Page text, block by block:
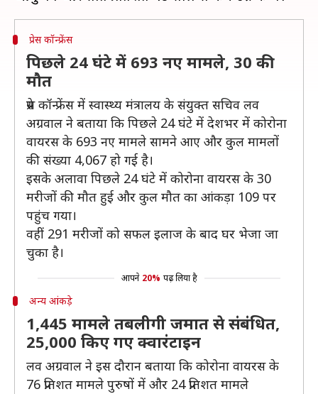
प्रेस कॉन्फ्रेंस
पिछले 24 घंटे में 693 नए मामले, 30 की
मौत
प्रेस कॉन्फ्रेंस में स्वास्थ्य मंत्रालय के संयुक्त सचिव लव
अग्रवाल ने बताया कि पिछले 24 घंटे में देशभर में कोरोना
वायरस के 693 नए मामले सामने आए और कुल मामलों
की संख्या 4,067 हो गई है।
इसके अलावा पिछले 24 घंटे में कोरोना वायरस के 30
मरीजों की मौत हुई और कुल मौत का आंकड़ा 109 पर
पहुंच गया।
वहीं 291 मरीजों को सफल इलाज के बाद घर भेजा जा
चुका है।
आपने 20% पढ़ लिया है
अन्य आंकड़े
1,445 मामले तबलीगी जमात से संबंधित,
25,000 किए गए क्वारंटाइन
लव अग्रवाल ने इस दौरान बताया कि कोरोना वायरस के
76 प्रतिशत मामले पुरुषों में और 24 प्रतिशत मामले